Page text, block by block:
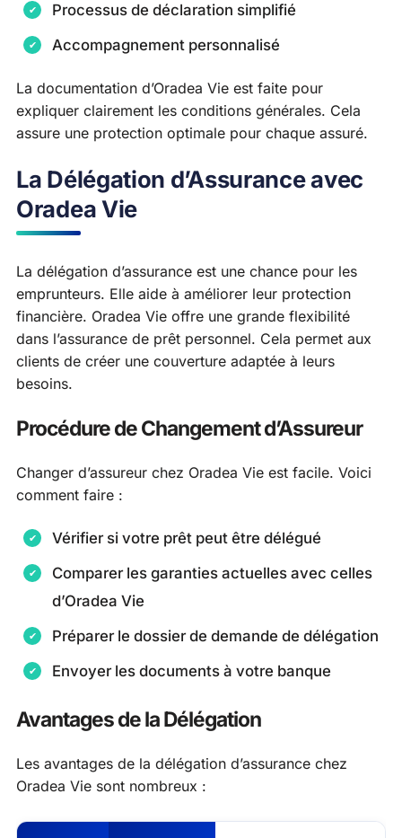
Processus de déclaration simplifié
Accompagnement personnalisé
La documentation d’Oradea Vie est faite pour
expliquer clairement les conditions générales. Cela
assure une protection optimale pour chaque assuré.
La Délégation d’Assurance avec
Oradea Vie
La délégation d’assurance est une chance pour les
emprunteurs. Elle aide à améliorer leur protection
financière. Oradea Vie offre une grande flexibilité
dans l’assurance de prêt personnel. Cela permet aux
clients de créer une couverture adaptée à leurs
besoins.
Procédure de Changement d’Assureur
Changer d’assureur chez Oradea Vie est facile. Voici
comment faire :
Vérifier si votre prêt peut être délégué
Comparer les garanties actuelles avec celles
d’Oradea Vie
Préparer le dossier de demande de délégation
Envoyer les documents à votre banque
Avantages de la Délégation
Les avantages de la délégation d’assurance chez
Oradea Vie sont nombreux :